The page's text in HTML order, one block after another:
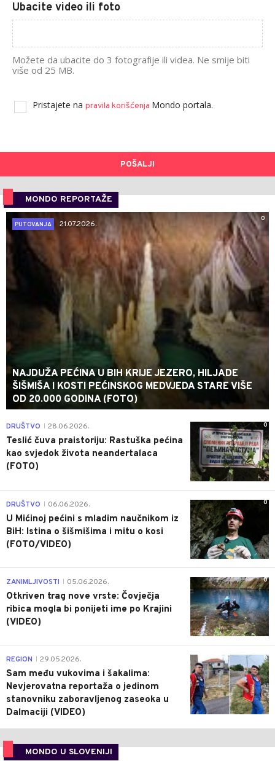
Ubacite video ili foto
Možete da ubacite do 3 fotografije ili videa. Ne smije biti
više od 25 MB.
Pristajete na pravila korišćenja Mondo portala.
POŠALJI
MONDO REPORTAŽE
0
PUTOVANJA
21.07.2026.
NAJDUŽA PEĆINA U BIH KRIJE JEZERO, HILJADE
ŠIŠMIŠA I KOSTI PEĆINSKOG MEDVJEDA STARE VIŠE
OD 20.000 GODINA (FOTO)
0
DRUŠTVO 28.06.2026.
Teslić čuva praistoriju: Rastuška pećina
kao svjedok života neandertalaca
(FOTO)
0
DRUŠTVO 06.06.2026.
U Mićinoj pećini s mladim naučnikom iz
BiH: Istina o šišmišima i mitu o kosi
(FOTO/VIDEO)
0
ZANIMLJIVOSTI 05.06.2026.
Otkriven trag nove vrste: Čovječja
ribica mogla bi ponijeti ime po Krajini
(VIDEO)
0
REGION 29.05.2026.
Sam među vukovima i šakalima:
Nevjerovatna reportaža o jedinom
stanovniku zaboravljenog zaseoka u
Dalmaciji (VIDEO)
MONDO U SLOVENIJI